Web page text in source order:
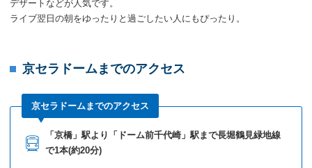
デザートなどが人気です。
ライブ翌日の朝をゆったりと過ごしたい人にもぴったり。
京セラドームまでのアクセス
京セラドームまでのアクセス
「京橋」駅より「ドーム前千代崎」駅まで長堀鶴見緑地線
で1本(約20分)